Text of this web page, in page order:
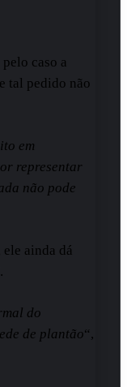
caso a
tal pedido não
em
representar
não pode
ainda dá
do
de plantão“,